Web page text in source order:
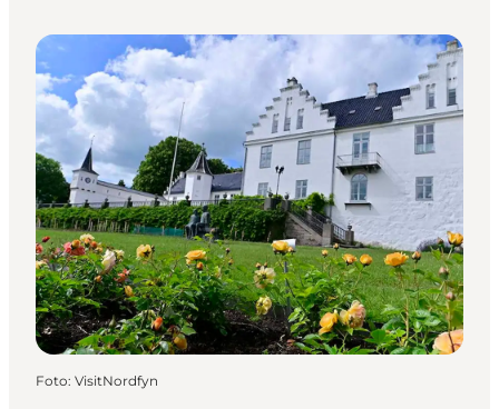
Foto: VisitNordfyn